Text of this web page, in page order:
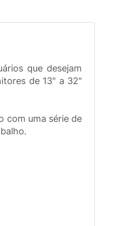
que desejam
de 13" a 32"
com uma série de